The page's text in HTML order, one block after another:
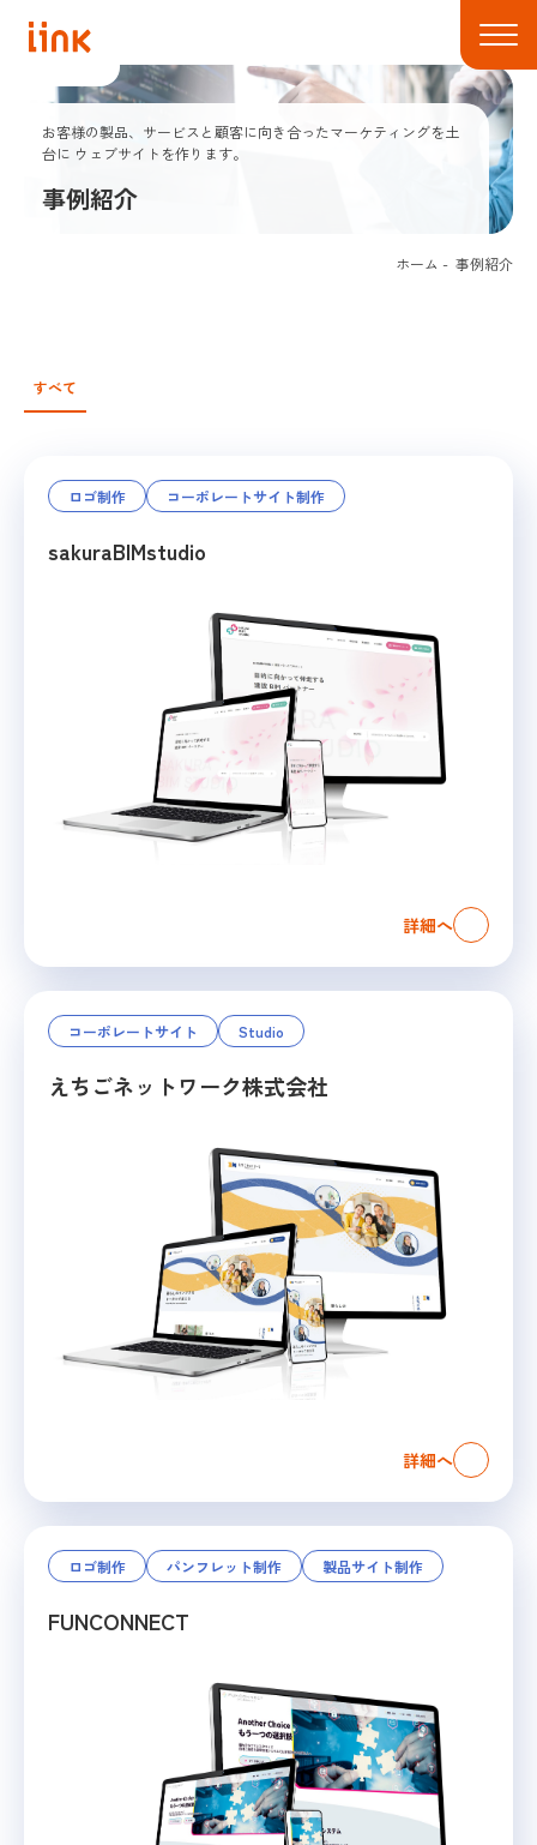
お客様の製品、サービスと顧客に向き合ったマーケティングを土
台に ウェブサイトを作ります。
事例紹介
ホーム 事例紹介
すべて
ロゴ制作 コーポレートサイト制作
sakuraBIMstudio
詳細へ
コーポレートサイト Studio
えちごネットワーク株式会社
詳細へ
ロゴ制作 パンフレット制作 製品サイト制作
FUNCONNECT